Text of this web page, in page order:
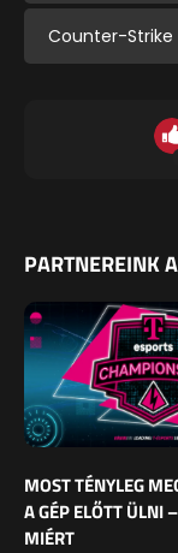
Counter-Strike
PARTNEREINK
MOST TÉNYLEG
A GÉP ELŐTT ÜLNI
MIÉRT